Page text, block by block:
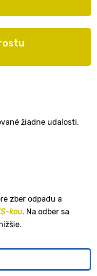
žiadne udalosti.
zber odpadu a
kou. Na odber sa